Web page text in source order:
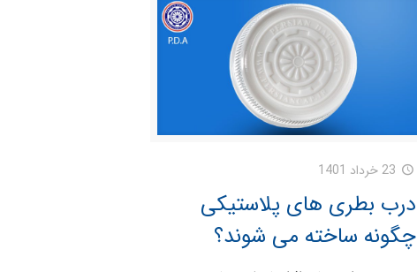
23 خرداد 1401
درب بطری های پلاستیکی
چگونه ساخته می شوند؟